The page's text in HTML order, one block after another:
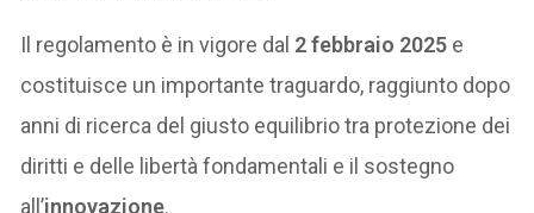
Il regolamento è in vigore dal 2 febbraio 2025 e
costituisce un importante traguardo, raggiunto dopo
anni di ricerca del giusto equilibrio tra protezione dei
diritti e delle libertà fondamentali e il sostegno
all’innovazione.